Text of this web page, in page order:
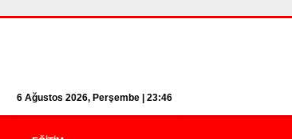
6 Ağustos 2026, Perşembe | 23:46